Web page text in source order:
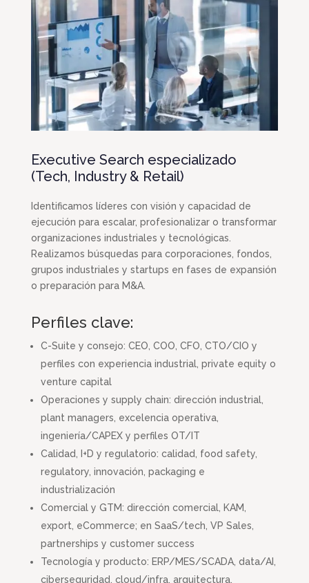
Executive Search especializado
(Tech, Industry & Retail)
Identificamos líderes con visión y capacidad de
ejecución para escalar, profesionalizar o transformar
organizaciones industriales y tecnológicas.
Realizamos búsquedas para corporaciones, fondos,
grupos industriales y startups en fases de expansión
o preparación para M&A.
Perfiles clave:
C-Suite y consejo: CEO, COO, CFO, CTO/CIO y
perfiles con experiencia industrial, private equity o
venture capital
Operaciones y supply chain: dirección industrial,
plant managers, excelencia operativa,
ingeniería/CAPEX y perfiles OT/IT
Calidad, I+D y regulatorio: calidad, food safety,
regulatory, innovación, packaging e
industrialización
Comercial y GTM: dirección comercial, KAM,
export, eCommerce; en SaaS/tech, VP Sales,
partnerships y customer success
Tecnología y producto: ERP/MES/SCADA, data/AI,
ciberseguridad, cloud/infra, arquitectura,